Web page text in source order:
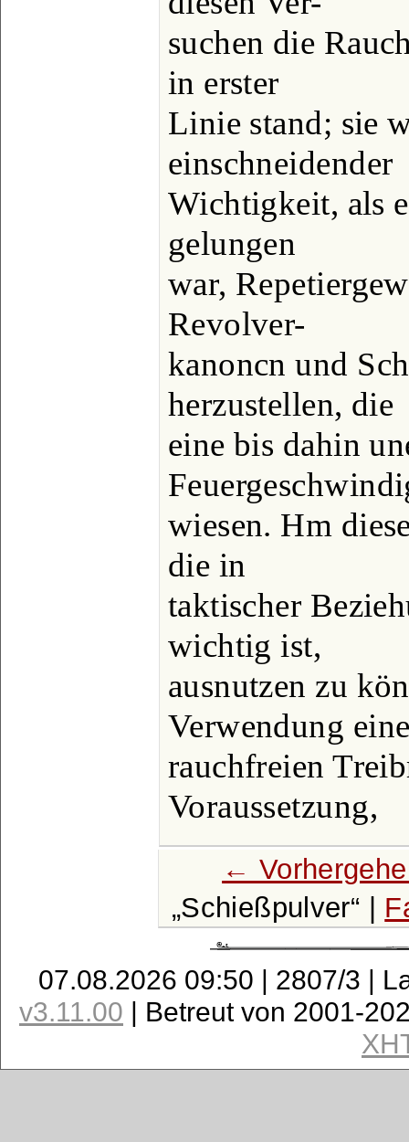
suchen die
in erster
Linie stand; sie
einschneidender
Wichtigkeit, als
gelungen
war,
Revolver-
kanoncn und
herzustellen, die
eine bis dahin
wiesen. Hm
die in
taktischer
wichtig ist,
ausnutzen zu
Verwendung
rauchfreien
Voraussetzung,
←
Schießpulver
|
07.08.2026 09:50 | 2807/3 |
v3.11.00 | Betreut von 2001-